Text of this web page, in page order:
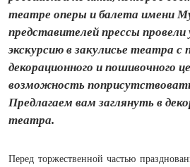
театре оперы и балета имени
представителей прессы провели
экскурсию в закулисье театра с
декорационного и пошивочного
возможность
Предлагаем вам заглянуть в
театра.
Перед торжественной частью